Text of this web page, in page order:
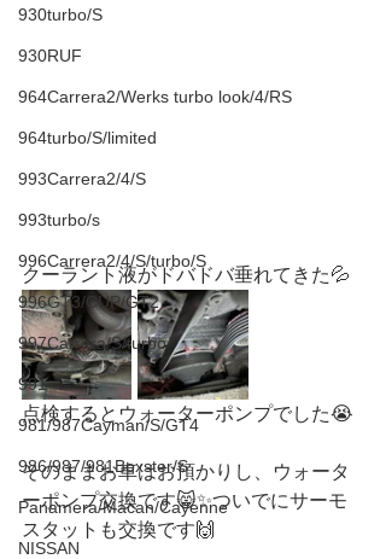
930turbo/S
930RUF
964Carrera2/Werks turbo look/4/RS
964turbo/S/limited
993Carrera2/4/S
993turbo/s
996Carrera2/4/S/turbo/S
996GT3/CUP/GT2
997Carrera/S/turbo
991
981/987Cayman/S/GT4
986/987/981Boxster/S
Panamera/Macan/Cayenne
NISSAN
クーラント液がドバドバ垂れてきた💦
点検するとウォーターポンプでした😭
そのままお車はお預かりし、ウォータ
ーポンプ交換です😸✨ついでにサーモ
スタットも交換です🙌